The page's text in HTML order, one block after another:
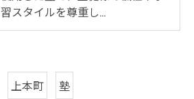
習スタイルを尊重し…
上本町 塾